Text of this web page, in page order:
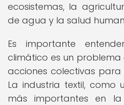
ecosistemas, la
de agua y la salud
Es importante
climático es un
acciones colectivas para
La industria textil, como
más importantes en